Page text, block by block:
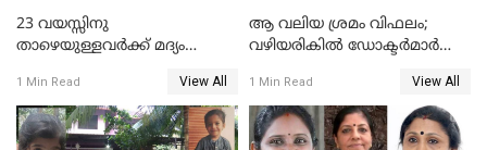
23 വയസ്സിനു
താഴെയുള്ളവർക്ക് മദ്യം
നടപടി;സ്ഥാപനങ്ങൾക്കെതിരെ
രണ്ട് കേസുകൾ
1 Min Read View All
ആ വലിയ ശ്രമം വിഫലം;
വഴിയരികില്‍ ‌ഡോക്ടര്‍മാര്‍
മരണത്തിന് കീഴടങ്ങി
1 Min Read View All